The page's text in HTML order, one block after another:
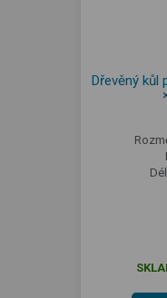
Dřevěný kůl